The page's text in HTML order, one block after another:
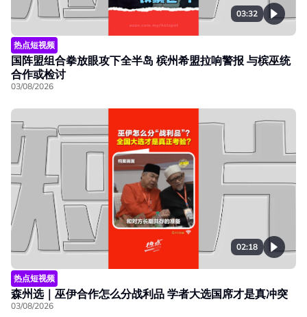
03:32
热点短视频
国阵盟组合拳放眼攻下全半岛 槟州希盟拉响警报 与槟巫统
合作或检讨
03/08/2026
02:18
热点短视频
森州选｜巫伊合作怎么分战利品 学者大选国席才是真冲突
03/08/2026